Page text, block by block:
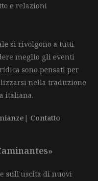
e relazioni
si rivolgono a tutti
meglio gli eventi
sono pensati per
nella traduzione
italiana.
| Contatto
sull'uscita di nuovi